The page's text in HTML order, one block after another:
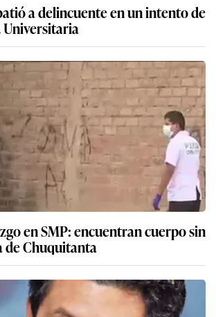
a delincuente en un intento de
Universitaria
en SMP: encuentran cuerpo sin
de Chuquitanta